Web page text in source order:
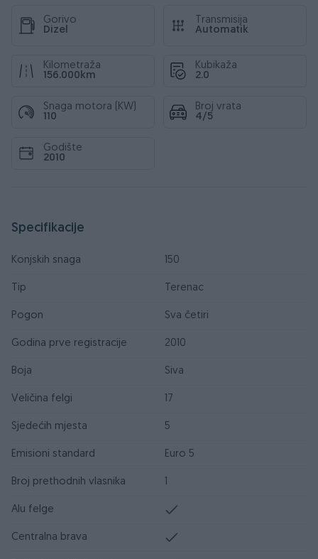
Gorivo
Dizel
Transmisija
Automatik
Kilometraža
156.000km
Kubikaža
2.0
Snaga motora (KW)
110
Broj vrata
4/5
Godište
2010
Specifikacije
Konjskih snaga 150
Tip Terenac
Pogon Sva četiri
Godina prve registracije 2010
Boja Siva
Veličina felgi 17
Sjedećih mjesta 5
Emisioni standard Euro 5
Broj prethodnih vlasnika 1
Alu felge
Centralna brava